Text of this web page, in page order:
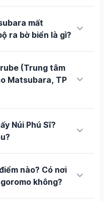
mất
ra bờ biển là gì? keyboard_arrow_down
(Trung tâm
Matsubara, TP
keyboard_arrow_down
Núi Phú Sĩ?
keyboard_arrow_down
nào? Có nơi
không?
keyboard_arrow_down